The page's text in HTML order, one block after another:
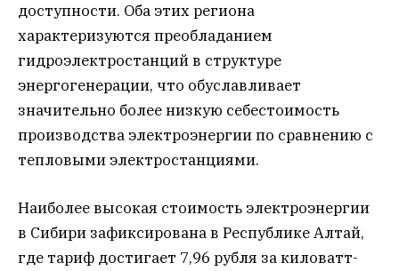
доступности. Оба этих региона
характеризуются преобладанием
гидроэлектростанций в структуре
энергогенерации, что обуславливает
значительно более низкую себестоимость
производства электроэнергии по сравнению с
тепловыми электростанциями.
Наиболее высокая стоимость электроэнергии
в Сибири зафиксирована в Республике Алтай,
где тариф достигает 7,96 рубля за киловатт-